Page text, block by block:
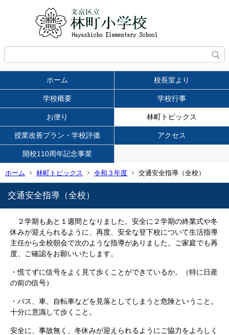
ホーム 校長室より
学校概要 学校行事
お便り 林町トピックス
授業改善プラン・学校評価 アクセス
開校110周年記念事業
ホーム 林町トピックス 令和３年度 交通安全指導（全校）
交通安全指導（全校）
２学期もあと１週間となりました。安全に２学期の終業式や冬
休みが迎えられるように、再度、安全な登下校について生活指導
主任から全校朝会で次のような指導がありました。ご家庭でも再
度、ご確認をお願いいたします。
・慌てずに信号をよく見て歩くことができているか。（特に日産
の前の信号）
・バス、車、自転車などを見落としてしまうと危険ということ。
十分に意識して歩くこと。
安全に、事故無く、冬休みが迎えられるようにご協力をよろしく